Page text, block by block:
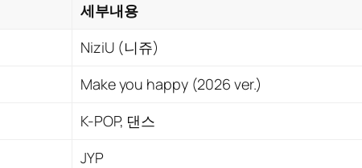
세부내용
NiziU (니쥬)
Make you happy (2026 ver.)
K-POP, 댄스
JYP